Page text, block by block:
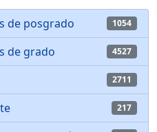
de posgrado 1054
de grado 4527
2711
217